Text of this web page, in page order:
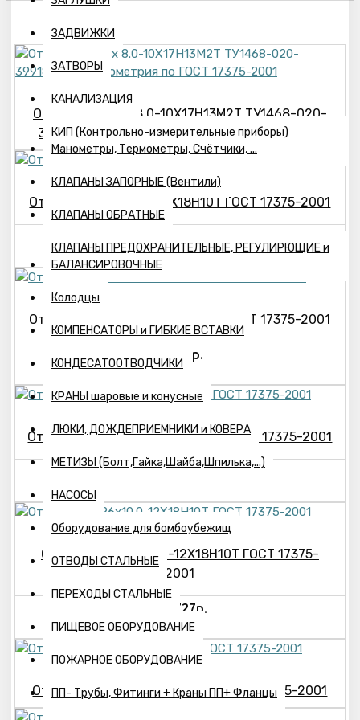
ЗАДВИЖКИ
ЗАТВОРЫ
КАНАЛИЗАЦИЯ
КИП (Контрольно-измерительные приборы)
Манометры, Термометры, Счётчики, ...
КЛАПАНЫ ЗАПОРНЫЕ (Вентили)
КЛАПАНЫ ОБРАТНЫЕ
КЛАПАНЫ ПРЕДОХРАНИТЕЛЬНЫЕ, РЕГУЛИРЮЩИЕ и
БАЛАНСИРОВОЧНЫЕ
Колодцы
КОМПЕНСАТОРЫ и ГИБКИЕ ВСТАВКИ
КОНДЕСАТООТВОДЧИКИ
КРАНЫ шаровые и конусные
ЛЮКИ, ДОЖДЕПРИЕМНИКИ и КОВЕРА
МЕТИЗЫ (Болт,Гайка,Шайба,Шпилька,...)
НАСОСЫ
Оборудование для бомбоубежищ
ОТВОДЫ СТАЛЬНЫЕ
ПЕРЕХОДЫ СТАЛЬНЫЕ
ПИЩЕВОЕ ОБОРУДОВАНИЕ
ПОЖАРНОЕ ОБОРУДОВАНИЕ
ПП- Трубы, Фитинги + Краны ПП+ Фланцы
Отвод 30°-108х 8.0-10Х17Н13М2Т ТУ1468-020-
39918642-03, геометрия по ГОСТ 17375-2001
Отвод 30°-219х 6.0-12Х18Н10Т ГОСТ 17375-2001
Отвод 30°-219х 8.0-12Х18Н10Т ГОСТ 17375-2001
22363р.
Отвод 30°-377х10.0-12Х18Н10Т ГОСТ 17375-2001
69955р.
Отвод 30°-426х10.0-12Х18Н10Т ГОСТ 17375-
2001
117727р.
Отвод 45°- 32х2.5-12Х18Н10Т ГОСТ 17375-2001